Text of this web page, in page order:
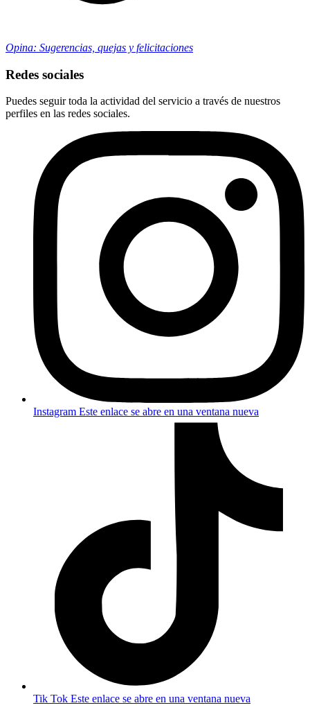
Opina: Sugerencias, quejas y felicitaciones
Redes sociales
Puedes seguir toda la actividad del servicio a través de nuestros
perfiles en las redes sociales.
Instagram Este enlace se abre en una ventana nueva
Tik Tok Este enlace se abre en una ventana nueva